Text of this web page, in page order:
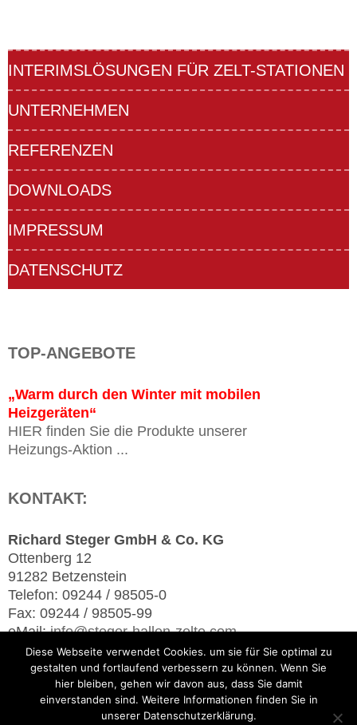
INTERIMSLÖSUNGEN FÜR ZELT-STATIONEN
UNTERNEHMEN
REFERENZEN
DOWNLOADS
IMPRESSUM
DATENSCHUTZ
TOP-ANGEBOTE
„Warm durch den Winter mit mobilen
Heizgeräten“
HIER finden Sie die Produkte unserer
Heizungs-Aktion ...
KONTAKT:
Richard Steger GmbH & Co. KG
Ottenberg 12
91282 Betzenstein
Telefon: 09244 / 98505-0
Fax: 09244 / 98505-99
eMail:info@steger-hallen-zelte.com
SUCHE
Diese Webseite verwendet Cookies. um sie für Sie optimal zu
gestalten und fortlaufend verbessern zu können. Wenn Sie
hier bleiben, gehen wir davon aus, dass Sie damit
einverstanden sind. Weitere Informationen finden Sie in
unserer Datenschutzerklärung.